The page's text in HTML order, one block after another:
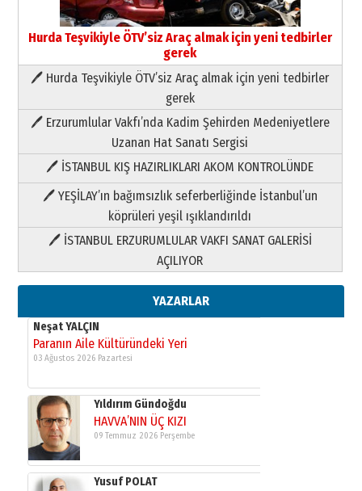
Hurda Teşvikiyle ÖTV’siz Araç almak için yeni tedbirler
gerek
🖊 Hurda Teşvikiyle ÖTV’siz Araç almak için yeni tedbirler
gerek
🖊 Erzurumlular Vakfı’nda Kadim Şehirden Medeniyetlere
Uzanan Hat Sanatı Sergisi
🖊 İSTANBUL KIŞ HAZIRLIKLARI AKOM KONTROLÜNDE
🖊 YEŞİLAY’ın bağımsızlık seferberliğinde İstanbul’un
köprüleri yeşil ışıklandırıldı
🖊 İSTANBUL ERZURUMLULAR VAKFI SANAT GALERİSİ
AÇILIYOR
YAZARLAR
09 Temmuz 2026 Perşembe
Yusuf POLAT
Şampiyonluk Sebahattin Şirin’e
11 Mayıs 2026 Pazartesi
Paranın Aile Kültüründeki Yeri
03 Ağustos 2026 Pazartesi
Yıldırım Gündoğdu
HAVVA’NIN ÜÇ KIZI
Yusuf POLAT
yazar
11 Mayıs 2026 Pazartesi
Paranın Aile Kültüründeki Yeri
03 Ağustos 2026 Pazartesi
HAVVA’NIN ÜÇ KIZI
09 Temmuz 2026 Perşembe